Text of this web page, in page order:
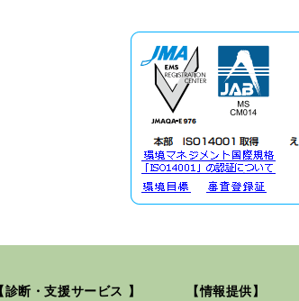
【診断・支援サービス 】 【情報提供】